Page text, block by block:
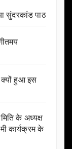
सुंदरकांड पाठ
क्यों हुआ इस
के अध्यक्ष
कार्यक्रम के